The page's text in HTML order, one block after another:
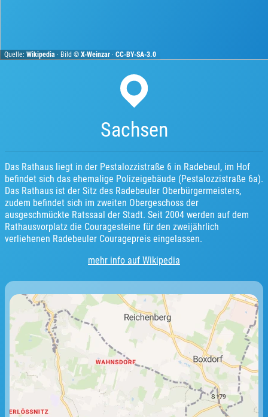
Quelle:Wikipedia · Bild ©X-Weinzar ·CC-BY-SA-3.0
Sachsen
Das Rathaus liegt in der Pestalozzistraße 6 in Radebeul, im Hof
befindet sich das ehemalige Polizeigebäude (Pestalozzistraße 6a).
Das Rathaus ist der Sitz des Radebeuler Oberbürgermeisters,
zudem befindet sich im zweiten Obergeschoss der
ausgeschmückte Ratssaal der Stadt. Seit 2004 werden auf dem
Rathausvorplatz die Couragesteine für den zweijährlich
verliehenen Radebeuler Couragepreis eingelassen.
mehr info auf Wikipedia